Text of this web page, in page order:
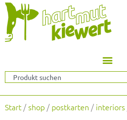
Suche
Start /shop / postkarten / interiors